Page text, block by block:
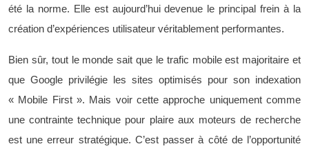
été la norme. Elle est aujourd’hui devenue le principal frein à la
création d’expériences utilisateur véritablement performantes.
Bien sûr, tout le monde sait que le trafic mobile est majoritaire et
que Google privilégie les sites optimisés pour son indexation
« Mobile First ». Mais voir cette approche uniquement comme
une contrainte technique pour plaire aux moteurs de recherche
est une erreur stratégique. C’est passer à côté de l’opportunité